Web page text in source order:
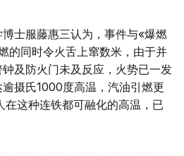
士服藤惠三认为，事件与«爆燃
的同时令火舌上窜数米，由于并
及防火门未及反应，火势已一发
摄氏1000度高温，汽油引燃更
这种连铁都可融化的高温，已